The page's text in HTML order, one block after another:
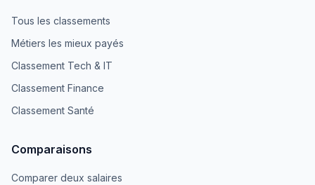
Tous les classements
Métiers les mieux payés
Classement Tech & IT
Classement Finance
Classement Santé
Comparaisons
Comparer deux salaires